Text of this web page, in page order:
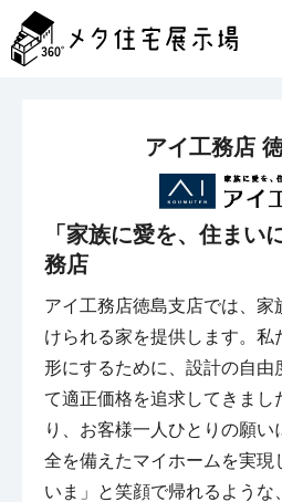
タ
住
アイ工務店
「家族に愛を、住まい
務店
アイ工務店徳島支店では、家
けられる家を提供します。私
形にするために、設計の自由
て適正価格を追求してきまし
り、お客様一人ひとりの願
全を備えたマイホームを実現
いま」と笑顔で帰れるような